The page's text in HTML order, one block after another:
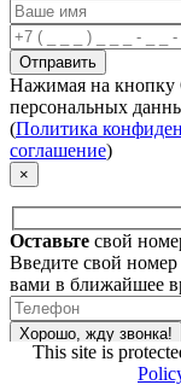
Нажимая на кнопку
персональных
(Политика
соглашение)
×
Оставьте свой
Введите свой
вами в ближайшее
This site is